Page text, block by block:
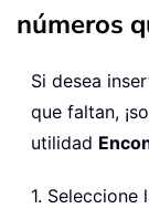
números
Si desea
que faltan,
utilidad
1. Seleccione